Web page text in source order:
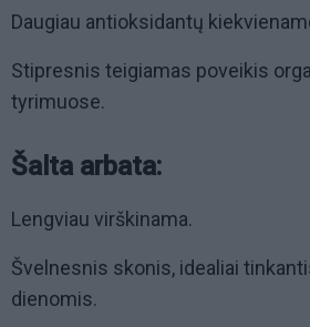
Daugiau antioksidantų
Stipresnis teigiamas poveikis
tyrimuose.
Šalta arbata:
Lengviau virškinama.
Švelnesnis skonis, idealiai
dienomis.